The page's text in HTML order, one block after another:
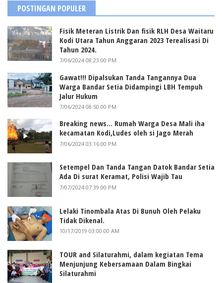
POSTINGAN POPULER
Fisik Meteran Listrik Dan fisik RLH Desa Waitaru
Kodi Utara Tahun Anggaran 2023 Terealisasi Di
Tahun 2024.
7/06/2024 08:23:00 PM
Gawat!!! Dipalsukan Tanda Tangannya Dua
Warga Bandar Setia Didampingi LBH Tempuh
Jalur Hukum
7/06/2024 08:50:00 PM
Breaking news... Rumah Warga Desa Mali iha
kecamatan Kodi,Ludes oleh si Jago Merah
7/06/2024 03:16:00 PM
Setempel Dan Tanda Tangan Datok Bandar Setia
Ada Di surat Keramat, Polisi Wajib Tau
7/07/2024 07:39:00 PM
Lelaki Tinombala Atas Di Bunuh Oleh Pelaku
Tidak Dikenal.
10/17/2019 03:00:00 AM
TOUR and Silaturahmi, dalam kegiatan Tema
Menjunjung Kebersamaan Dalam Bingkai
Silaturahmi